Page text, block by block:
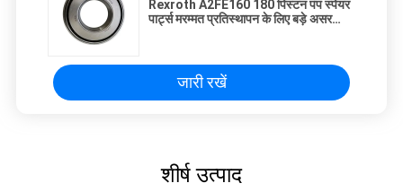
Rexroth A2FE160 180 पिस्टन पंप स्पेयर
पार्ट्स मरम्मत प्रतिस्थापन के लिए बड़े असर
जारी रखें
शीर्ष उत्पाद